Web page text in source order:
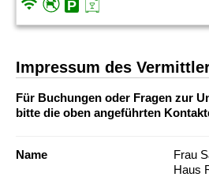
Impressum des
Für Buchungen oder Fragen zur
bitte die oben angeführten
Name
Frau
Haus